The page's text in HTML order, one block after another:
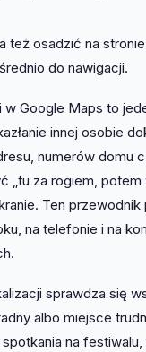
też osadzić na
do nawigacji.
w Google Maps to
innej osobie
numerów domu
„tu za rogiem,
Ten przewodnik
na telefonie i na
sprawdza się
albo miejsce
na